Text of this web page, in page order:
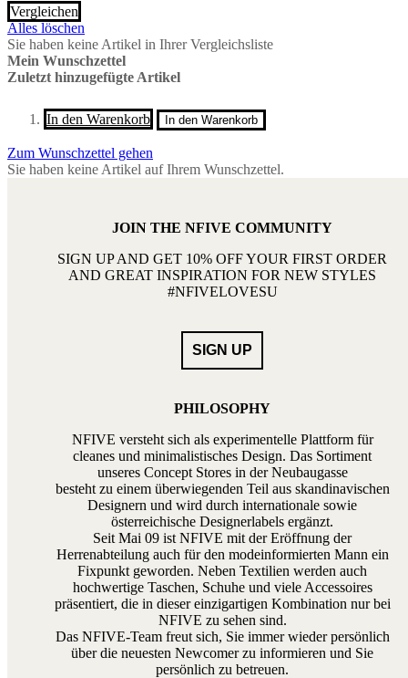
Vergleichen
Alles löschen
Sie haben keine Artikel in Ihrer Vergleichsliste
Mein Wunschzettel
Zuletzt hinzugefügte Artikel
In den Warenkorb In den Warenkorb
Zum Wunschzettel gehen
Sie haben keine Artikel auf Ihrem Wunschzettel.
JOIN THE NFIVE COMMUNITY
SIGN UP AND GET 10% OFF YOUR FIRST ORDER
AND GREAT INSPIRATION FOR NEW STYLES
#NFIVELOVESU
PHILOSOPHY
NFIVE versteht sich als experimentelle Plattform für
cleanes und minimalistisches Design. Das Sortiment
unseres Concept Stores in der Neubaugasse
besteht zu einem überwiegenden Teil aus skandinavischen
Designern und wird durch internationale sowie
österreichische Designerlabels ergänzt.
Seit Mai 09 ist NFIVE mit der Eröffnung der
Herrenabteilung auch für den modeinformierten Mann ein
Fixpunkt geworden. Neben Textilien werden auch
hochwertige Taschen, Schuhe und viele Accessoires
präsentiert, die in dieser einzigartigen Kombination nur bei
NFIVE zu sehen sind.
Das NFIVE-Team freut sich, Sie immer wieder persönlich
über die neuesten Newcomer zu informieren und Sie
persönlich zu betreuen.